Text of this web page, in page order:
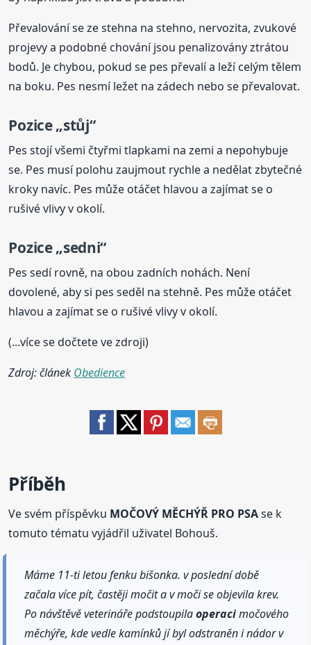
Převalování se ze stehna na stehno, nervozita, zvukové
projevy a podobné chování jsou penalizovány ztrátou
bodů. Je chybou, pokud se pes převalí a leží celým tělem
na boku. Pes nesmí ležet na zádech nebo se převalovat.
Pozice „stůj“
Pes stojí všemi čtyřmi tlapkami na zemi a nepohybuje
se. Pes musí polohu zaujmout rychle a nedělat zbytečné
kroky navíc. Pes může otáčet hlavou a zajímat se o
rušivé vlivy v okolí.
Pozice „sedni“
Pes sedí rovně, na obou zadních nohách. Není
dovolené, aby si pes seděl na stehně. Pes může otáčet
hlavou a zajímat se o rušivé vlivy v okolí.
(...více se dočtete ve zdroji)
Zdroj: článek Obedience
Příběh
Ve svém příspěvku MOČOVÝ MĚCHÝŘ PRO PSAse k
tomuto tématu vyjádřil uživatel Bohouš.
Máme 11-ti letou fenku bišonka. v poslední době
začala více pít, častěji močit a v moči se objevila krev.
Po návštěvě veterináře podstoupilaoperacimočového
měchýře, kde vedle kamínků jí byl odstraněn i nádor v